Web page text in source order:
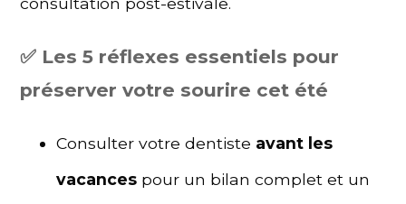
✅ Les 5 réflexes essentiels pour
préserver votre sourire cet été
Consulter votre dentiste avant les
vacancespour un bilan complet et un